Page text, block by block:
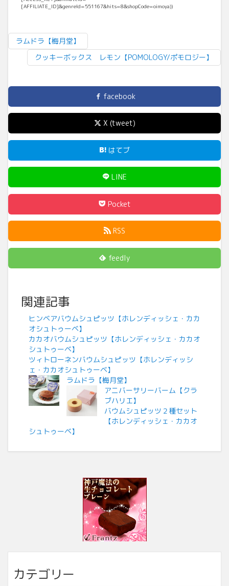
[AFFILIATE_ID]&genreId=551167&hits=8&shopCode=oimoya))
ラムドラ【梅月堂】
クッキーボックス レモン【POMOLOGY/ポモロジー】
facebook
X (tweet)
はてブ
LINE
Pocket
RSS
feedly
関連記事
ヒンベアバウムシュピッツ【ホレンディッシェ・カカ
オシュトゥーベ】
カカオバウムシュピッツ【ホレンディッシェ・カカオ
シュトゥーベ】
ツィトローネンバウムシュピッツ【ホレンディッシ
ェ・カカオシュトゥーベ】
ラムドラ【梅月堂】
アニバーサリーバーム【クラ
ブハリエ】
バウムシュピッツ２種セット
【ホレンディッシェ・カカオ
シュトゥーベ】
カテゴリー